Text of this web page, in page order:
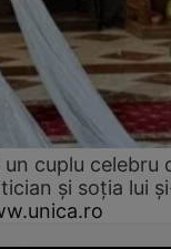
cuplu celebru
și soția lui